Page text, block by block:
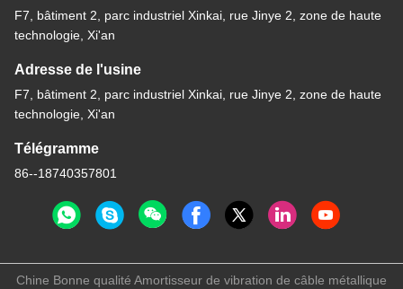
F7, bâtiment 2, parc industriel Xinkai, rue Jinye 2, zone de haute
technologie, Xi'an
Adresse de l'usine
F7, bâtiment 2, parc industriel Xinkai, rue Jinye 2, zone de haute
technologie, Xi'an
Télégramme
86--18740357801
Chine Bonne qualité Amortisseur de vibration de câble métallique